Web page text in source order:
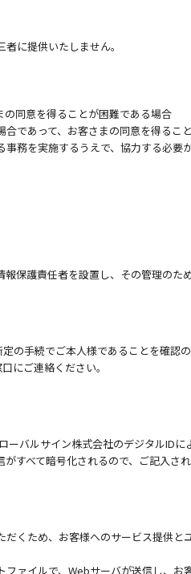
に提供いたしません。
の同意を得ることが困難である場合
であって、お客さまの同意を得るこ
務を実施するうえで、協力する必
保護責任者を設置し、その管理のた
の手続でご本人様であることを確認
にご連絡ください｡
バルサイン株式会社のデジタルIDに
すべて暗号化されるので、ご記入さ
くため、お客様へのサービス提供と
ァイルで、Webサーバが送信し、